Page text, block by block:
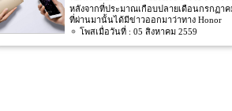
ข่าวของ Honor 8 ระบุออกมาว่าจะเปิดตัวใน
ประเทศอินเดียแล้ว โดยกำหนดตามข่าวที่
ออกมานั้นระบุว่างานเปิดตัว Honor 8 จะมีขึ้น
ในวันที่ 12 ตุลาคมที่จะถึงนี้เอง ในส่วนของ
Spec ของ Honor 8 ที่จะเปิดตัวที่ประเทศ
เผยออกมาให้แฟนๆ นั้นได้รับกันอีกครั้ง
สำหรับข่าวความคืบหน้าล่าสุดของ Huawei
Honor 6X นี้นั้น ตามข่าวระบุว่าบนหน้า
เว็บไซต์จากประเทศจีนอย่างเว็บไซต์
หลังจากที่ประมาณเกือบปลายเดือนกรกฏาค
ที่ผ่านมานั้นได้มีข่าวออกมาว่าทาง Honor
ค่ายลูกของทาง Huawei นั้นจะเปิดตัวรุ่นใหม่
05 สิงหาคม 2559